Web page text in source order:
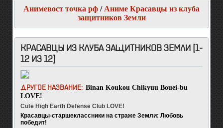
Анимевост точка рф / Аниме Красавцы из клуба
защитников Земли
КРАСАВЦЫ ИЗ КЛУБА ЗАЩИТНИКОВ ЗЕМЛИ [1-
12 ИЗ 12]
ДРУГОЕ НАЗВАНИЕ: Binan Koukou Chikyuu Bouei-bu
LOVE!
Cute High Earth Defense Club LOVE!
Красавцы-старшеклассники на страже Земли: Любовь
победит!